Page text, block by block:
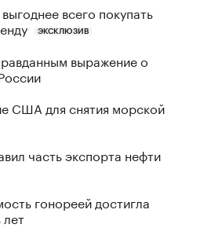
всего покупать
ЭКСКЛЮЗИВ
выражение о
США для снятия морской
часть экспорта нефти
гонореей достигла